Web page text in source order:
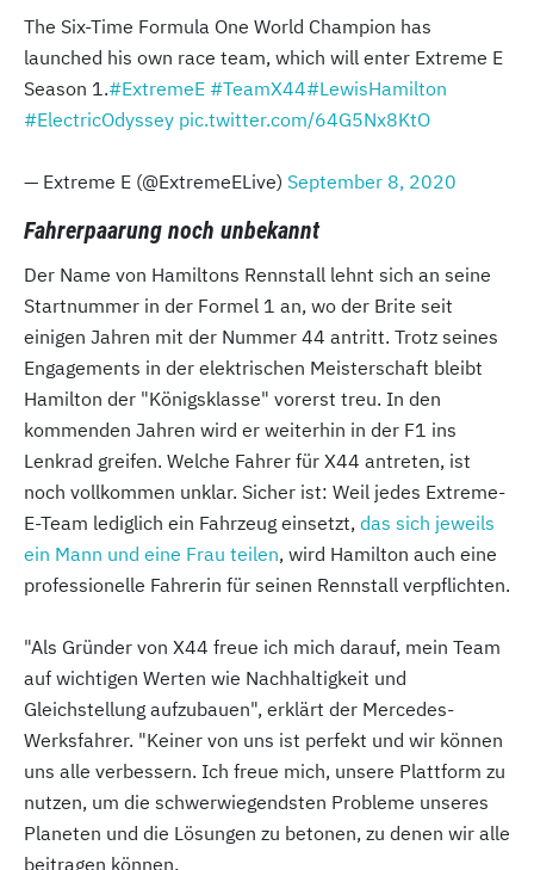
The Six-Time Formula One World Champion has
launched his own race team, which will enter Extreme E
Season 1.#ExtremeE #TeamX44#LewisHamilton
#ElectricOdyssey pic.twitter.com/64G5Nx8KtO
— Extreme E (@ExtremeELive) September 8, 2020
Fahrerpaarung noch unbekannt
Der Name von Hamiltons Rennstall lehnt sich an seine
Startnummer in der Formel 1 an, wo der Brite seit
einigen Jahren mit der Nummer 44 antritt. Trotz seines
Engagements in der elektrischen Meisterschaft bleibt
Hamilton der "Königsklasse" vorerst treu. In den
kommenden Jahren wird er weiterhin in der F1 ins
Lenkrad greifen. Welche Fahrer für X44 antreten, ist
noch vollkommen unklar. Sicher ist: Weil jedes Extreme-
E-Team lediglich ein Fahrzeug einsetzt, das sich jeweils
ein Mann und eine Frau teilen, wird Hamilton auch eine
professionelle Fahrerin für seinen Rennstall verpflichten.
"Als Gründer von X44 freue ich mich darauf, mein Team
auf wichtigen Werten wie Nachhaltigkeit und
Gleichstellung aufzubauen", erklärt der Mercedes-
Werksfahrer. "Keiner von uns ist perfekt und wir können
uns alle verbessern. Ich freue mich, unsere Plattform zu
nutzen, um die schwerwiegendsten Probleme unseres
Planeten und die Lösungen zu betonen, zu denen wir alle
beitragen können.